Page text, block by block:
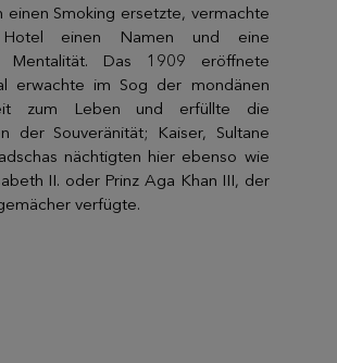
einen Smoking ersetzte, vermachte
einen Namen und eine
Mentalität. Das 1909 eröffnete
erwachte im Sog der mondänen
zum Leben und erfüllte die
der Souveränität; Kaiser, Sultane
nächtigten hier ebenso wie
II. oder Prinz Aga Khan III, der
verfügte.